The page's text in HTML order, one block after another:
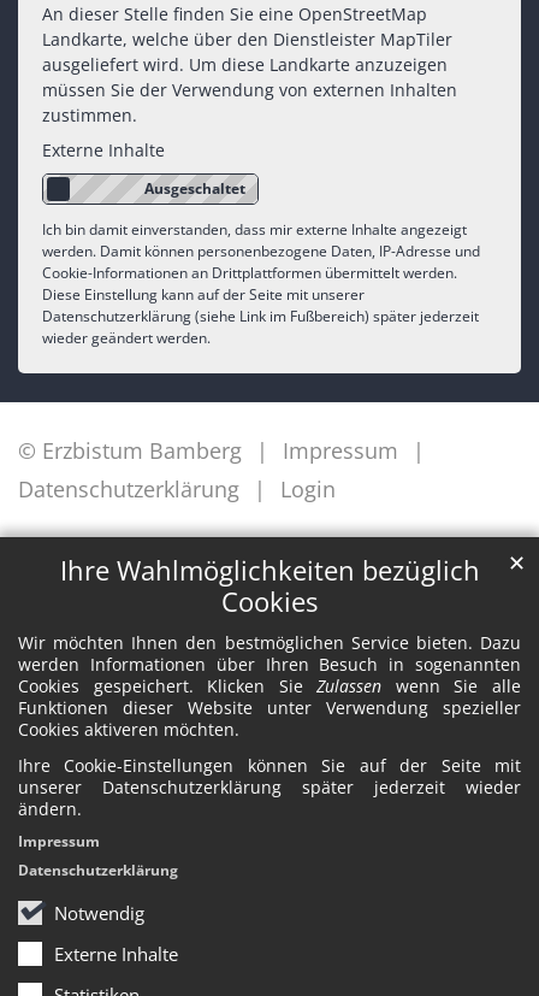
Ihre Wahlmöglichkeiten bezüglich
Cookies
Wir möchten Ihnen den bestmöglichen Service bieten. Dazu
werden Informationen über Ihren Besuch in sogenannten
Cookies gespeichert. Klicken SieZulassen wenn Sie alle
Funktionen dieser Website unter Verwendung spezieller
Cookies aktiveren möchten.
Ihre Cookie-Einstellungen können Sie auf der Seite mit
unserer Datenschutzerklärung später jederzeit wieder
ändern.
Notwendig
Externe Inhalte
✕
Impressum
Datenschutzerklärung
An dieser Stelle finden Sie eine OpenStreetMap
Landkarte, welche über den Dienstleister MapTiler
ausgeliefert wird. Um diese Landkarte anzuzeigen
müssen Sie der Verwendung von externen Inhalten
zustimmen.
Externe Inhalte
Ich bin damit einverstanden, dass mir externe Inhalte angezeigt
werden. Damit können personenbezogene Daten, IP-Adresse und
Cookie-Informationen an Drittplattformen übermittelt werden.
Diese Einstellung kann auf der Seite mit unserer
Datenschutzerklärung (siehe Link im Fußbereich) später jederzeit
wieder geändert werden.
© Erzbistum Bamberg
Impressum
Datenschutzerklärung
Login